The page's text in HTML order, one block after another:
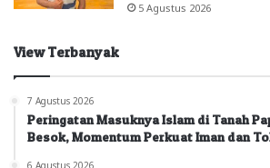
5 Agustus 2026
View Terbanyak
7 Agustus 2026
Peringatan Masuknya Islam di Tanah
Besok, Momentum Perkuat Iman dan
6 Agustus 2026